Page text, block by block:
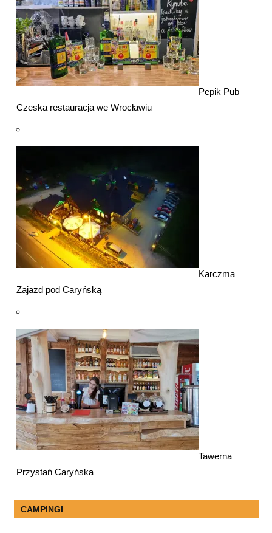
Pepik Pub –
Czeska restauracja we Wrocławiu
Karczma
Zajazd pod Caryńską
Tawerna
Przystań Caryńska
CAMPINGI